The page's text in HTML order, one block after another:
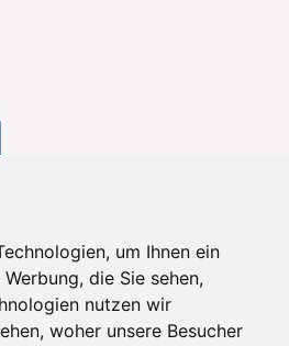
um Ihnen ein
die Sie sehen,
nutzen wir
woher unsere Besucher